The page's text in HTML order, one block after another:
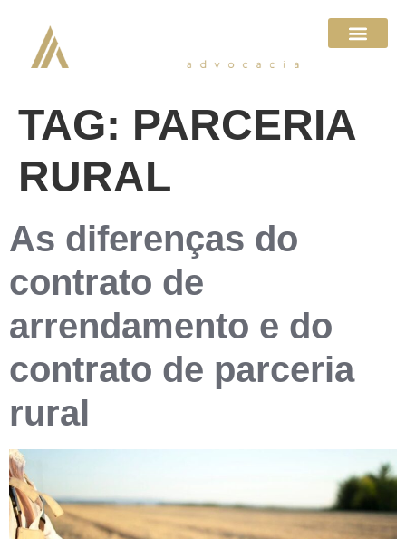
TAG: PARCERIA
RURAL
As diferenças do
contrato de
arrendamento e do
contrato de parceria
rural